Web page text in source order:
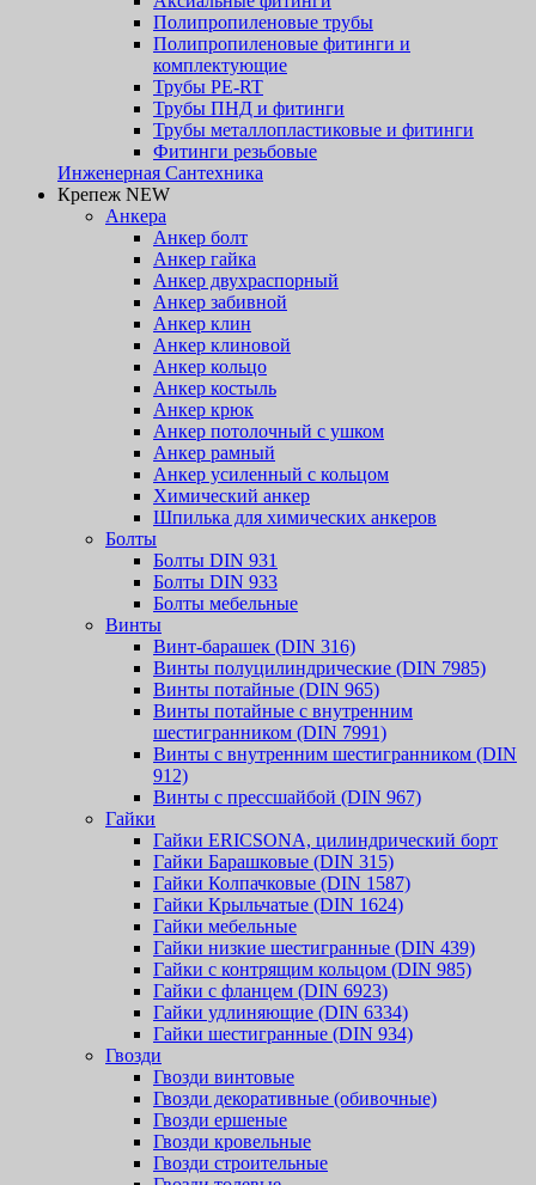
Полипропиленовые трубы
Полипропиленовые фитинги и
комплектующие
Трубы PE-RT
Трубы ПНД и фитинги
Трубы металлопластиковые и фитинги
Фитинги резьбовые
Инженерная Сантехника
Крепеж NEW
Анкера
Анкер болт
Анкер гайка
Анкер двухраспорный
Анкер забивной
Анкер клин
Анкер клиновой
Анкер кольцо
Анкер костыль
Анкер крюк
Анкер потолочный с ушком
Анкер рамный
Анкер усиленный с кольцом
Химический анкер
Шпилька для химических анкеров
Болты
Болты DIN 931
Болты DIN 933
Болты мебельные
Винты
Винт-барашек (DIN 316)
Винты полуцилиндрические (DIN 7985)
Винты потайные (DIN 965)
Винты потайные с внутренним
шестигранником (DIN 7991)
Винты с внутренним шестигранником (DIN
912)
Винты с прессшайбой (DIN 967)
Гайки
Гайки ERICSONA, цилиндрический борт
Гайки Барашковые (DIN 315)
Гайки Колпачковые (DIN 1587)
Гайки Крыльчатые (DIN 1624)
Гайки мебельные
Гайки низкие шестигранные (DIN 439)
Гайки с контрящим кольцом (DIN 985)
Гайки с фланцем (DIN 6923)
Гайки удлиняющие (DIN 6334)
Гайки шестигранные (DIN 934)
Гвозди
Гвозди винтовые
Гвозди декоративные (обивочные)
Гвозди ершеные
Гвозди кровельные
Гвозди строительные